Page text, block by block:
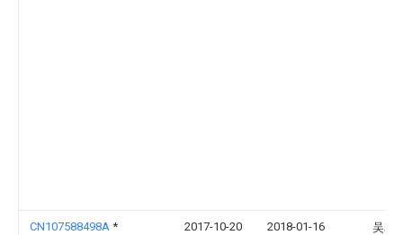
CN107588498A * 2017-10-20 2018-01-16 吴翠